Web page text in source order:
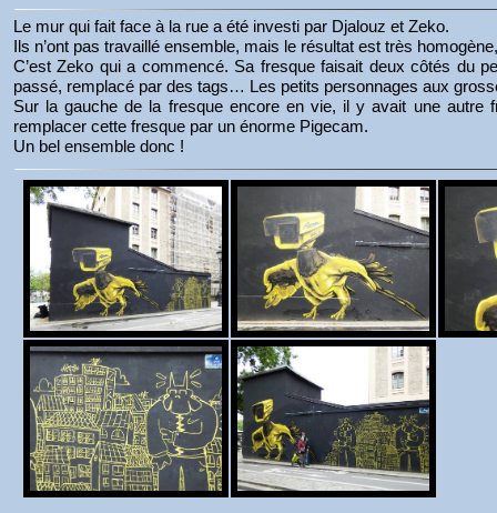
Le mur qui fait face à la rue a été investi par Djalouz et Zeko.
Ils n’ont pas travaillé ensemble, mais le résultat est très
C’est Zeko qui a commencé. Sa fresque faisait deux côtés du
passé, remplacé par des tags… Les petits personnages aux
Sur la gauche de la fresque encore en vie, il y avait une autre
remplacer cette fresque par un énorme Pigecam.
Un bel ensemble donc !